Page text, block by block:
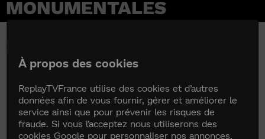
MONUMENTALES
À propos des cookies
ReplayTVFrance utilise des cookies et d’autres
données afin de vous fournir, gérer et améliorer le
service ainsi que pour prévenir les risques de
fraude. Si vous l’acceptez nous utiliserons des
cookies Google pour personnaliser nos annonces,